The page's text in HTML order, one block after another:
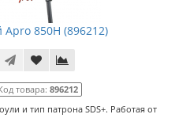
850H (896212)
товара: 896212
и тип патрона SDS+. Работая от